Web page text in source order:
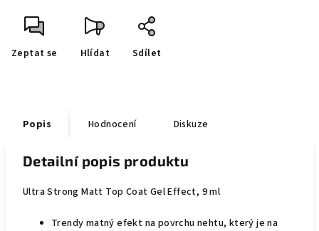
Zeptat se Hlídat Sdílet
Popis Hodnocení Diskuze
Detailní popis produktu
Ultra Strong Matt Top Coat Gel Effect, 9 ml
Trendy matný efekt na povrchu nehtu, který je na